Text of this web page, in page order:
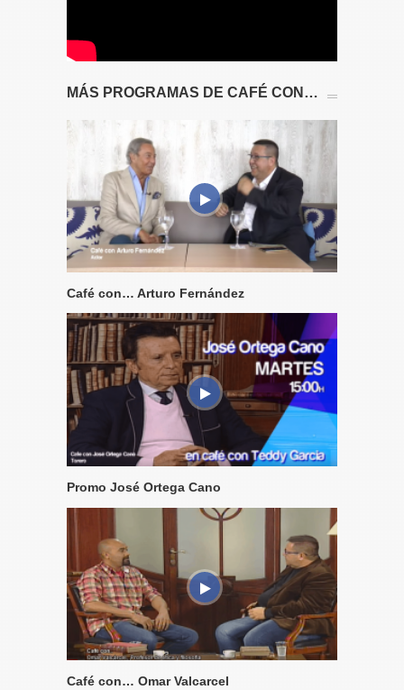
MÁS PROGRAMAS DE CAFÉ CON…
Café con… Arturo Fernández
Promo José Ortega Cano
Café con… Omar Valcarcel